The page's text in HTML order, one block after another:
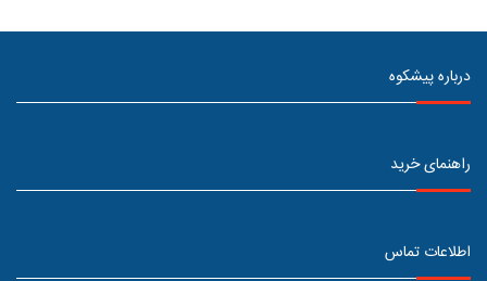
درباره پیشکوه
راهنمای خرید
اطلاعات تماس